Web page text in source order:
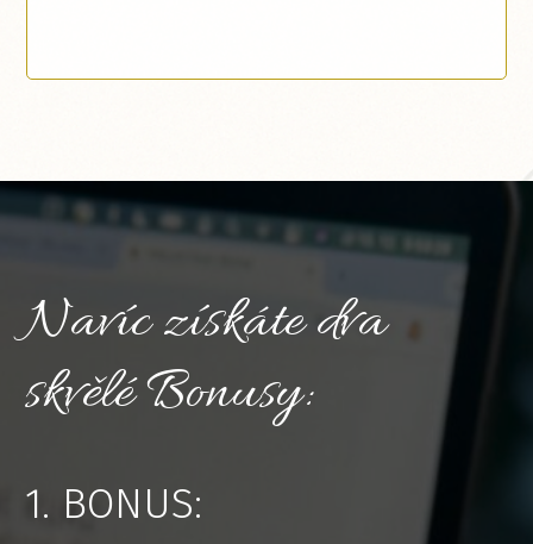
Navíc získáte dva
skvělé Bonusy:
1. BONUS: